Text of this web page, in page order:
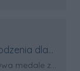
dla
za oceanem